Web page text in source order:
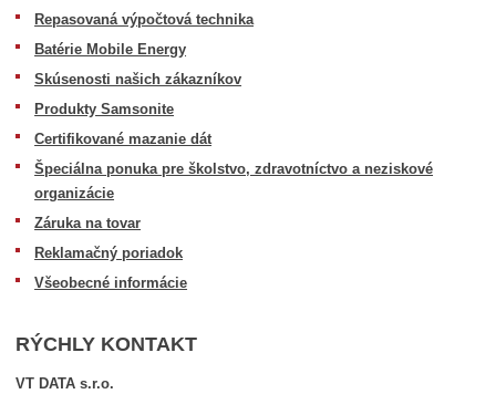
Repasovaná výpočtová technika
Batérie Mobile Energy
Skúsenosti našich zákazníkov
Produkty Samsonite
Certifikované mazanie dát
Špeciálna ponuka pre školstvo, zdravotníctvo a neziskové
organizácie
Záruka na tovar
Reklamačný poriadok
Všeobecné informácie
RÝCHLY KONTAKT
VT DATA s.r.o.